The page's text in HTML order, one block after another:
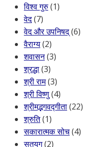
विश्व गुरु(1)
वेद(7)
वेद और उपनिषद्(6)
वैराग्य(2)
शवासन(3)
श्रद्धा(3)
श्री राम(3)
श्री विष्णु(4)
श्रीमद्भगवद्गीता(22)
श्रुति(1)
सकारात्मक सोच(4)
सतयुग(2)